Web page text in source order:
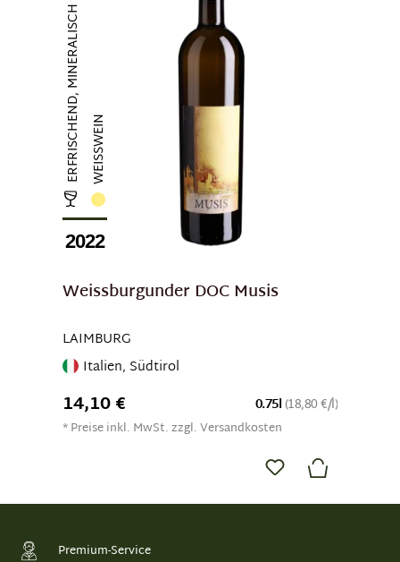
ERFRISCHEND, MINERALISCH WEISSWEIN
2022
Weissburgunder DOC Musis
LAIMBURG
Italien, Südtirol
0.75l (18,80 €/l)
14,10 €
* Preise inkl. MwSt. zzgl. Versandkosten
Premium-Service